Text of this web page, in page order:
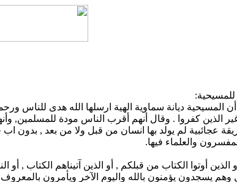
المسيحية ديانة سماوية الهية ارسلها الله هدى للناس
الذين كفروا . وقال أنهم أقرب الناس مودة للمسلمين,
عجائبية لم يولد بها انسان من قبل ولا من بعد ,
والعلماء فيها.
الذين أوتوا الكتاب من قبلكم , أو الذين آتيناهم الكتاب